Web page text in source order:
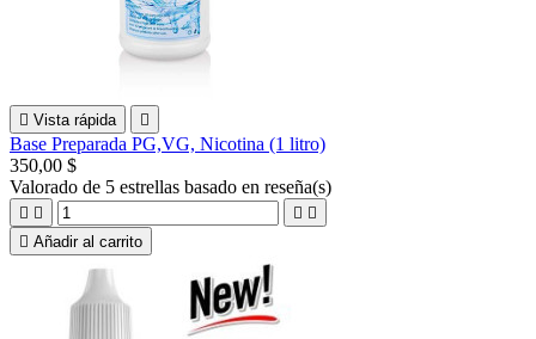
 Vista rápida 
Base Preparada PG,VG, Nicotina (1 litro)
350,00 $
Valorado de 5 estrellas basado en reseña(s)
   
 Añadir al carrito